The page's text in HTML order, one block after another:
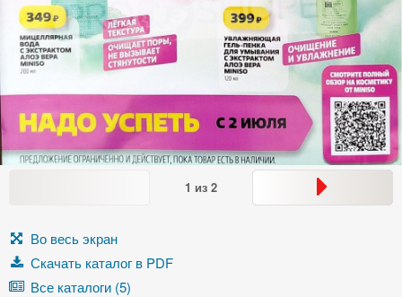
1 из 2
Во весь экран
Скачать каталог в PDF
Все каталоги (5)